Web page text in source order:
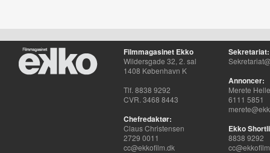
Filmmagasinet Ekko
Wildersgade 32, 2. sal
1408 København K
Tlf. 8838 9292
CVR. 3468 8443
Chefredaktør:
Claus Christensen
2729 0011
cc@ekkofilm.dk
Sekretariat:
Annoncer:
Merete
6111 5851
Ekko
8838 9292